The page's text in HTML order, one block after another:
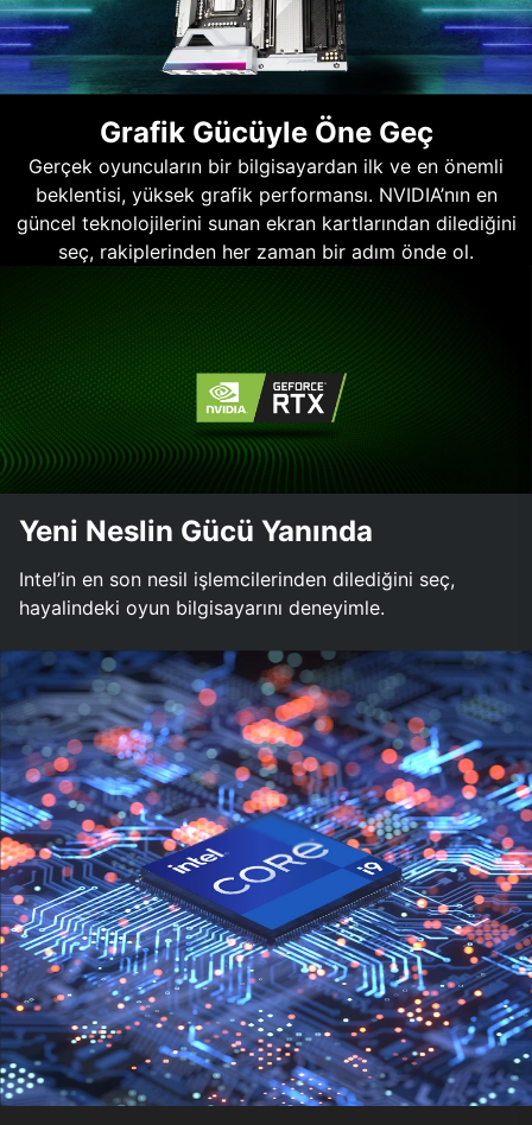
Grafik Gücüyle Öne Geç
Gerçek oyuncuların bir bilgisayardan ilk ve en önemli
beklentisi, yüksek grafik performansı. NVIDIA’nın en
güncel teknolojilerini sunan ekran kartlarından dilediğini
seç, rakiplerinden her zaman bir adım önde ol.
Yeni Neslin Gücü Yanında
Intel’in en son nesil işlemcilerinden dilediğini seç,
hayalindeki oyun bilgisayarını deneyimle.